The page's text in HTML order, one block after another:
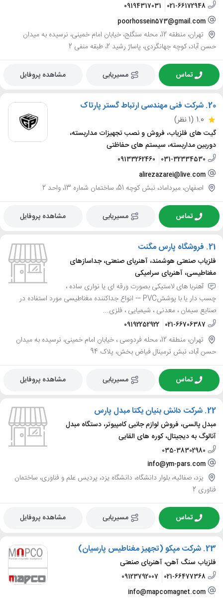
021-66172948
09194317031
poorhossein573@gmail.com
تهران، منطقه 12، محله سنگلج، خیابان امام خمینی، نرسیده به میدان
حسن آباد، کوچه جهانگردی، پاساژ رشید 2، طبقه منفی 2
تماس مسیریابی مشاهده پروفایل
20. شرکت فنی مهندسی ارتباط گستر پارتاک
1.0 (1 نظر)
گیت های فلزیاب، فروش و نصب تجهیزات مداربسته،
دوربین مداربسته، سیستم های حفاظتی
031-32334530
09133262460
alirezazarei@live.com
اصفهان، میرداماد، نبش کوچه 51، ساختمان شماره 13، واحد 2
تماس مسیریابی مشاهده پروفایل
21. فروشگاه پارس مگنت
فلزیاب صنعتی هوشمند، آهنربای صنعتی، جداسازهای
مغناطیسی، آهنربای سرامیکی
آهنربا های لاستیکی بصورت ورقه ای یا نواری ساده ،
چسب دار یا با پوششPVC –- انواع جداکننده مغناطیسی مورد استفاده در
صنایع سیمان ، معدنی ، شیمیایی ، فلزی...
021-66706387
09192252922
تهران، منطقه 12، محله فردوسی ، خیابان امام خمینی، نرسیده به میدان
حسن آباد، نبش ترمینال فیاض بخش، پلاک 94
تماس مسیریابی مشاهده پروفایل
22. شرکت دانش بنیان یکتا مبدل پارس
مبدل پالسی، فروش لوازم جانبی کامپیوتر، دستگاه مبدل
آنالوگ به دیجیتال، کوره های القایی
035-38302980
info@ym-pars.com
یزد، صفائیه، بلوار دانشگاه، دانشگاه یزد، پردیس علم و فناوری، ساختمان
فناوری 2
تماس مسیریابی مشاهده پروفایل
23. شرکت مپکو (تجهیز مغناطیس پارسیان)
فلزیاب سنگ آهن، آهنربای صنعتی
021-66477368
09123792007
info@mapcomagnet.com